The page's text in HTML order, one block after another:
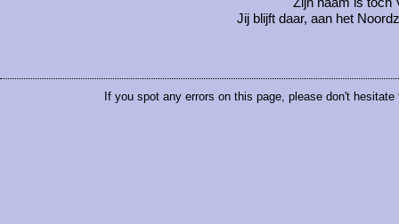
Jij blijft daar, aan het
If you spot any errors on this page, please don't